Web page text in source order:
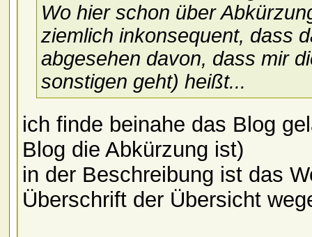
Wo hier schon über
ziemlich inkonsequent, dass
abgesehen davon, dass mir
sonstigen geht) heißt...
ich finde beinahe das Blog
Blog die Abkürzung ist)
in der Beschreibung ist das
Überschrift der Übersicht